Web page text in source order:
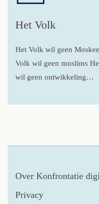
Het Volk
Het Volk wil geen
Volk wil geen moslims
wil geen ontwikkeling…
Over Konfrontatie
Privacy